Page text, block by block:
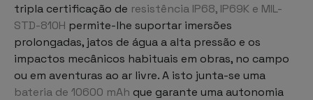
tripla certificação de resistência IP68, IP69K e MIL-
STD-810H permite-lhe suportar imersões
prolongadas, jatos de água a alta pressão e os
impactos mecânicos habituais em obras, no campo
ou em aventuras ao ar livre. A isto junta-se uma
bateria de 10600 mAh que garante uma autonomia